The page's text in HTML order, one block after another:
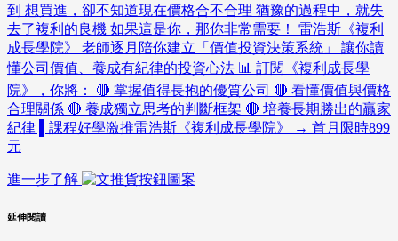
到 想買進，卻不知道現在價格合不合理 猶豫的過程中，就失
去了複利的良機 如果這是你，那你非常需要！ 雷浩斯《複利
成長學院》 老師逐月陪你建立「價值投資決策系統」 讓你讀
懂公司價值、養成有紀律的投資心法 📊 訂閱《複利成長學
院》，你將： 🔴 掌握值得長抱的優質公司 🔴 看懂價值與價格
合理關係 🔴 養成獨立思考的判斷框架 🔴 培養長期勝出的贏家
紀律 ▌課程好學激推雷浩斯《複利成長學院》 → 首月限時899
元
進一步了解
延伸閱讀